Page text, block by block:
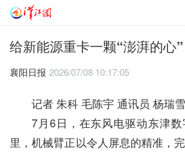
给新能源重卡一颗“澎湃的心”
襄阳日报 2026/07/08 10:17:05
记者 朱科 毛陈宇 通讯员 杨瑞
7月6日，在东风电驱动东津
里，机械臂正以令人屏息的精准，完